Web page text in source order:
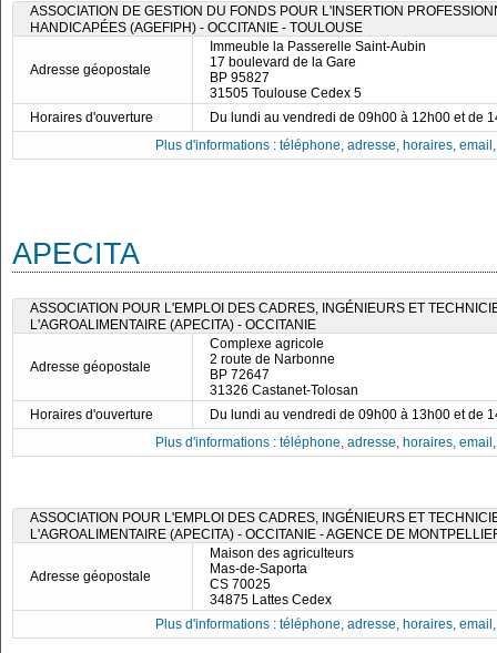
ASSOCIATION DE GESTION DU FONDS POUR L'INSERTION
HANDICAPÉES (AGEFIPH) - OCCITANIE - TOULOUSE
Adresse géopostale
Immeuble la Passerelle Saint-Aubin
17 boulevard de la Gare
BP 95827
31505 Toulouse Cedex 5
Horaires d'ouverture
Du lundi au vendredi de 09h00 à 12h00 et de
Plus d'informations : téléphone, adresse, horaires,
APECITA
ASSOCIATION POUR L'EMPLOI DES CADRES, INGÉNIEURS ET
L'AGROALIMENTAIRE (APECITA) - OCCITANIE
Adresse géopostale
Complexe agricole
2 route de Narbonne
BP 72647
31326 Castanet-Tolosan
Horaires d'ouverture
Du lundi au vendredi de 09h00 à 13h00 et de
Plus d'informations : téléphone, adresse, horaires,
ASSOCIATION POUR L'EMPLOI DES CADRES, INGÉNIEURS ET
L'AGROALIMENTAIRE (APECITA) - OCCITANIE - AGENCE DE
Adresse géopostale
Maison des agriculteurs
Mas-de-Saporta
CS 70025
34875 Lattes Cedex
Plus d'informations : téléphone, adresse, horaires,